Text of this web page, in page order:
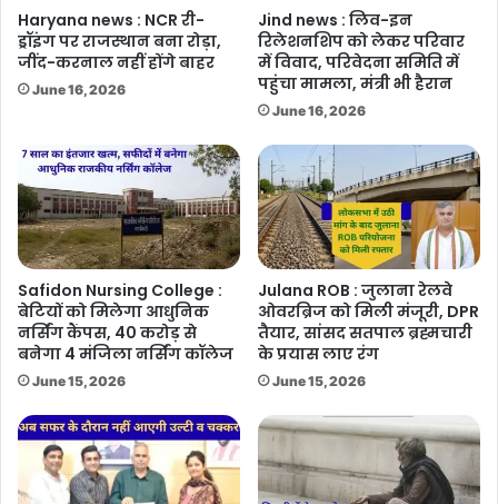
Haryana news : NCR री-
ड्रॉइंग पर राजस्थान बना रोड़ा,
जींद-करनाल नहीं होंगे बाहर
June 16, 2026
Jind news : लिव-इन
रिलेशनशिप को लेकर परिवार
में विवाद, परिवेदना समिति में
पहुंचा मामला, मंत्री भी हैरान
June 16, 2026
Safidon Nursing College :
बेटियों को मिलेगा आधुनिक
नर्सिंग कैंपस, 40 करोड़ से
बनेगा 4 मंजिला नर्सिंग कॉलेज
June 15, 2026
Julana ROB : जुलाना रेलवे
ओवरब्रिज को मिली मंजूरी, DPR
तैयार, सांसद सतपाल ब्रह्मचारी
के प्रयास लाए रंग
June 15, 2026